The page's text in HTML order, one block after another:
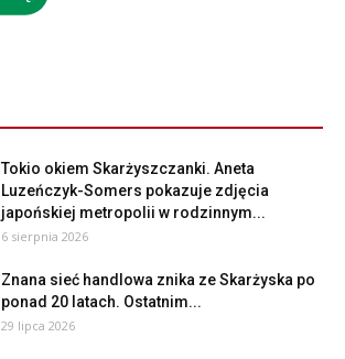
Tokio okiem Skarżyszczanki. Aneta
Luzeńczyk-Somers pokazuje zdjęcia
japońskiej metropolii w rodzinnym...
6 sierpnia 2026
Znana sieć handlowa znika ze Skarżyska po
ponad 20 latach. Ostatnim...
29 lipca 2026